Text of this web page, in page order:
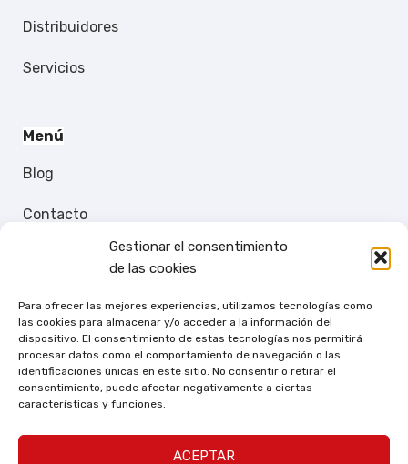
Gestionar el consentimiento
de las cookies
Para ofrecer las mejores experiencias, utilizamos tecnologías como
las cookies para almacenar y/o acceder a la información del
dispositivo. El consentimiento de estas tecnologías nos permitirá
procesar datos como el comportamiento de navegación o las
identificaciones únicas en este sitio. No consentir o retirar el
consentimiento, puede afectar negativamente a ciertas
características y funciones.
ACEPTAR
Distribuidores
Servicios
Menú
Blog
Contacto
Política de Privacidad
Contáctenos
Benítez e Hijos, S.L. Ctra. de la Lapa, s/n. 06300